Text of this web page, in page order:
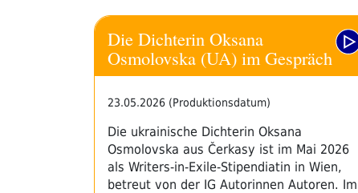
Die Dichterin Oksana
Osmolovska (UA) im Gespräch
23.05.2026 (Produktionsdatum)
Die ukrainische Dichterin Oksana
Osmolovska aus Čerkasy ist im Mai 2026
als Writers-in-Exile-Stipendiatin in Wien,
betreut von der IG Autorinnen Autoren. Im